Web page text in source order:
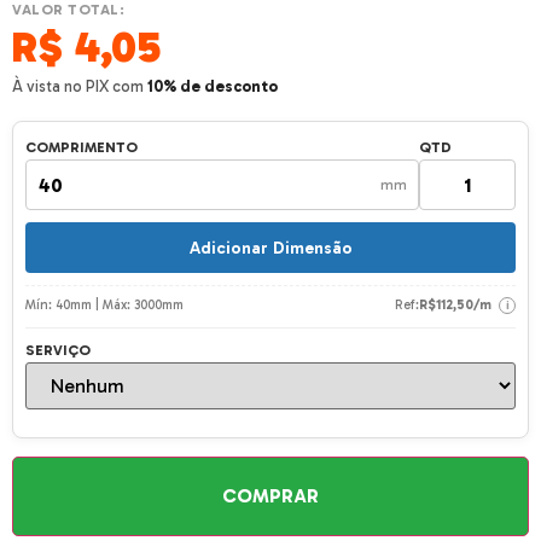
VALOR TOTAL:
R$ 4,05
À vista no PIX com 10% de desconto
COMPRIMENTO
mm
QTD
Adicionar Dimensão
Mín: 40mm | Máx: 3000mm Ref:R$112,50/m i
SERVIÇO
COMPRAR